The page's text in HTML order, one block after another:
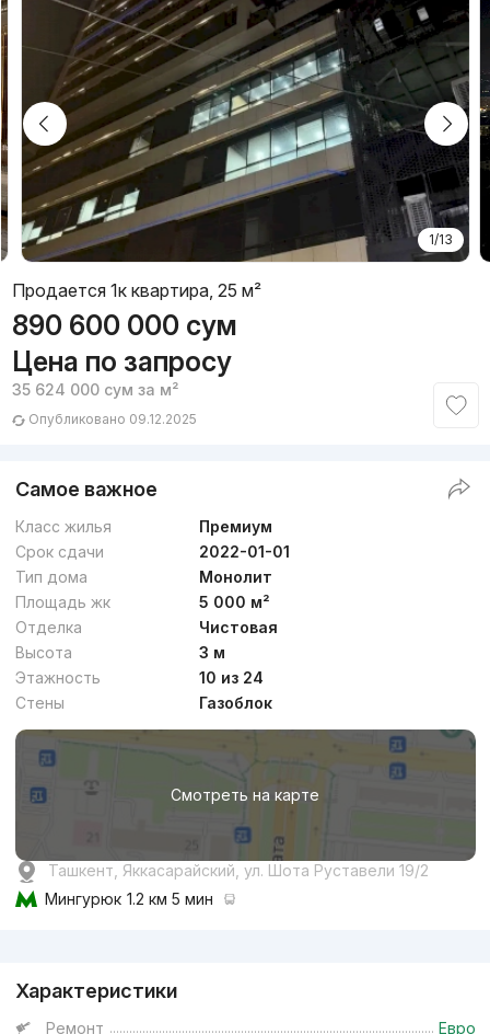
1/13
Продается 1к квартира, 25 м²
890 600 000 сум
Цена по запросу
35 624 000 сум за м²
Опубликовано 09.12.2025
Самое важное
Класс жилья
Премиум
Срок сдачи
2022-01-01
Тип дома
Монолит
Площадь жк
5 000 м²
Отделка
Чистовая
Высота
3 м
Этажность
10 из 24
Стены
Газоблок
Смотреть на карте
Ташкент, Яккасарайский, ул. Шота Руставели 19/2
Мингурюк 1.2 км 5 мин
Характеристики
Ремонт
Евро